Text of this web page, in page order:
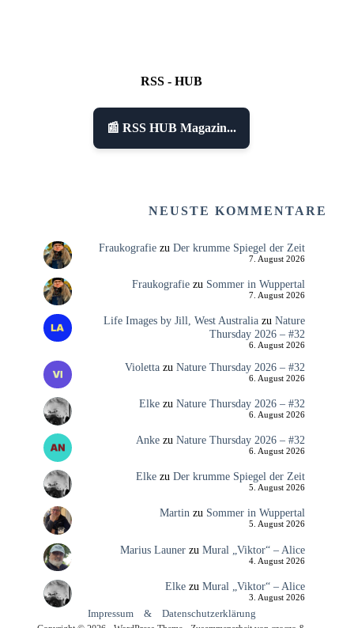
RSS - HUB
📰 RSS HUB Magazin...
NEUSTE KOMMENTARE
Fraukografiezu Der krumme Spiegel der Zeit
7. August 2026
Fraukografiezu Sommer in Wuppertal
7. August 2026
Life Images by Jill, West Australiazu Nature
Thursday 2026 – #32
6. August 2026
Violettazu Nature Thursday 2026 – #32
6. August 2026
Elkezu Nature Thursday 2026 – #32
6. August 2026
Ankezu Nature Thursday 2026 – #32
6. August 2026
Elkezu Der krumme Spiegel der Zeit
5. August 2026
Martinzu Sommer in Wuppertal
5. August 2026
Marius Launerzu Mural „Viktor“ – Alice
4. August 2026
Elkezu Mural „Viktor“ – Alice
3. August 2026
Impressum & Datenschutzerklärung